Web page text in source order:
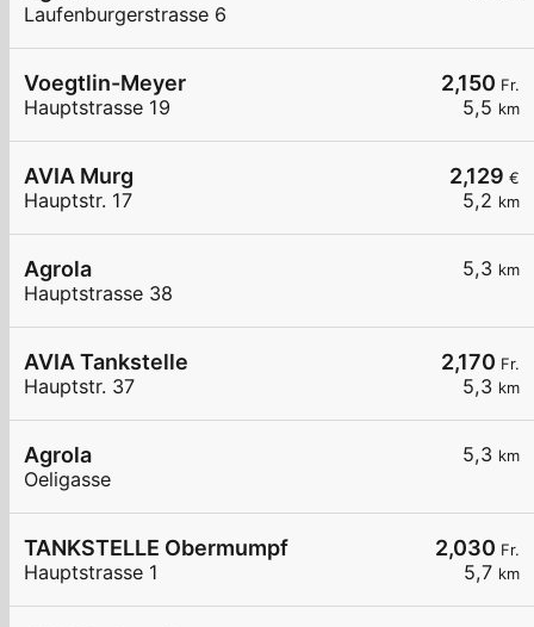
Laufenburgerstrasse 6
2,150 Fr.
5,5 km
Voegtlin-Meyer
Hauptstrasse 19
2,129 €
5,2 km
AVIA Murg
Hauptstr. 17
5,3 km
Agrola
Hauptstrasse 38
2,170 Fr.
5,3 km
AVIA Tankstelle
Hauptstr. 37
5,3 km
Agrola
Oeligasse
2,030 Fr.
5,7 km
TANKSTELLE Obermumpf
Hauptstrasse 1